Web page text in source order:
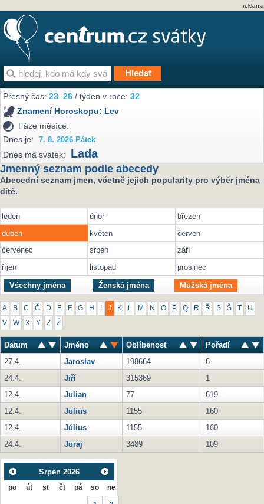
reklama
Přesný čas:23 26 / týden v roce:32
Znamení Horoskopu: Lev
Fáze měsíce:
Dnes je:
7. 8. 2026 Pátek
Dnes má svátek: Lada
Jmenný seznam podle abecedy
Abecední seznam jmen, včetně jejich popularity pro výběr jména
dítě.
leden únor
březen
duben
květen
červen
červenec
srpen
září
říjen
listopad prosinec
Všechny jména Ženská jména Mužská jména
A B C Č D E F G H J K M N O P Q R Ř S Š U
V W X Y Z Ž
Datum Jméno Oblíbenost
Pořadí
27.4.
Jaroslav 198664
6
24.4.
Jiří 315369
1
12.4.
Julian 77
619
12.4.
Julius 1155
160
12.4.
Július 1155
160
24.4.
Juraj 3489 109
Srpen 2026
po út st čt pá so ne